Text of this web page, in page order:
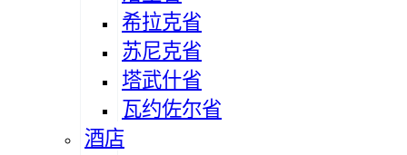
希拉克省
苏尼克省
塔武什省
瓦约佐尔省
酒店